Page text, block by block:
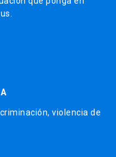
violencia de